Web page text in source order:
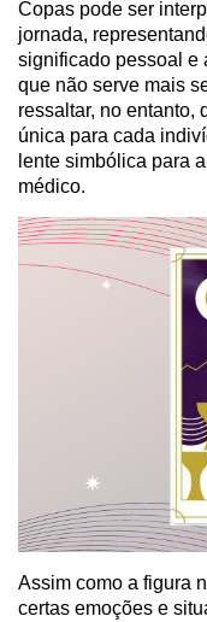
Copas pode ser
jornada,
significado pessoal e
que não serve mais
ressaltar, no entanto,
única para cada
lente simbólica para
médico.
Assim como a figura
certas emoções e